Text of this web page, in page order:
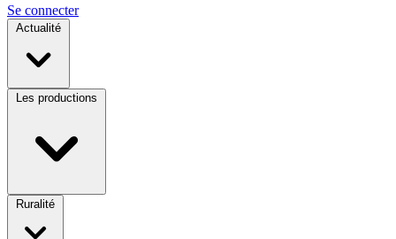
Se connecter
Actualité
Les productions
Ruralité